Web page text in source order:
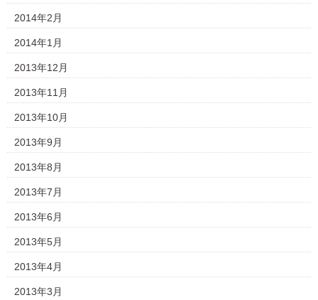
2014年2月
2014年1月
2013年12月
2013年11月
2013年10月
2013年9月
2013年8月
2013年7月
2013年6月
2013年5月
2013年4月
2013年3月